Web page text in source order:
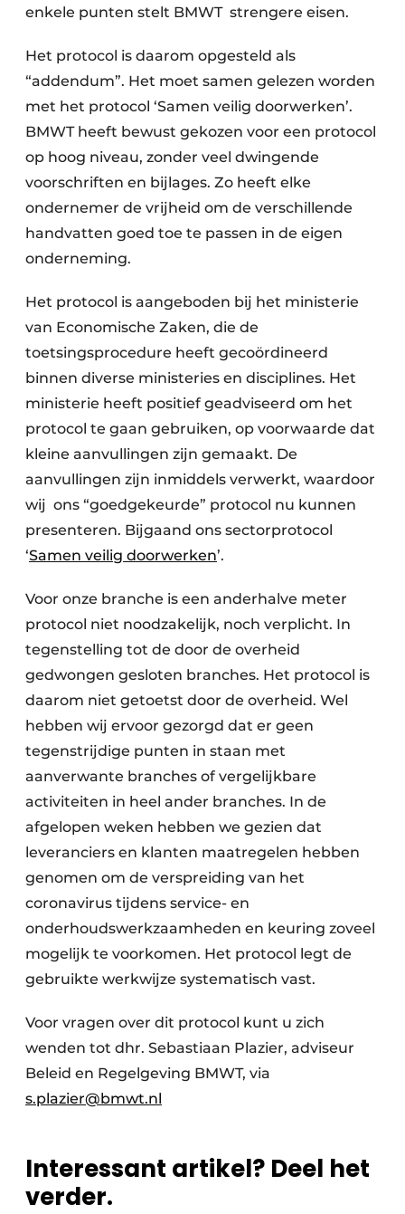
enkele punten stelt BMWT strengere eisen.
Het protocol is daarom opgesteld als
“addendum”. Het moet samen gelezen worden
met het protocol ‘Samen veilig doorwerken’.
BMWT heeft bewust gekozen voor een protocol
op hoog niveau, zonder veel dwingende
voorschriften en bijlages. Zo heeft elke
ondernemer de vrijheid om de verschillende
handvatten goed toe te passen in de eigen
onderneming.
Het protocol is aangeboden bij het ministerie
van Economische Zaken, die de
toetsingsprocedure heeft gecoördineerd
binnen diverse ministeries en disciplines. Het
ministerie heeft positief geadviseerd om het
protocol te gaan gebruiken, op voorwaarde dat
kleine aanvullingen zijn gemaakt. De
aanvullingen zijn inmiddels verwerkt, waardoor
wij ons “goedgekeurde” protocol nu kunnen
presenteren. Bijgaand ons sectorprotocol
‘Samen veilig doorwerken’.
Voor onze branche is een anderhalve meter
protocol niet noodzakelijk, noch verplicht. In
tegenstelling tot de door de overheid
gedwongen gesloten branches. Het protocol is
daarom niet getoetst door de overheid. Wel
hebben wij ervoor gezorgd dat er geen
tegenstrijdige punten in staan met
aanverwante branches of vergelijkbare
activiteiten in heel ander branches. In de
afgelopen weken hebben we gezien dat
leveranciers en klanten maatregelen hebben
genomen om de verspreiding van het
coronavirus tijdens service- en
onderhoudswerkzaamheden en keuring zoveel
mogelijk te voorkomen. Het protocol legt de
gebruikte werkwijze systematisch vast.
Voor vragen over dit protocol kunt u zich
wenden tot dhr. Sebastiaan Plazier, adviseur
Beleid en Regelgeving BMWT, via
s.plazier@bmwt.nl
Interessant artikel? Deel het
verder.